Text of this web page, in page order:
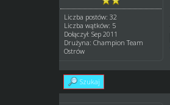
Liczba postów: 32
Liczba wątków: 5
Dołączył: Sep 2011
Drużyna: Champion Team
Ostrów
Szukaj